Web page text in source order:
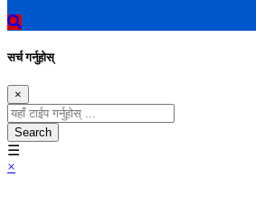
सर्च गर्नुहोस्
×
Search
☰
×